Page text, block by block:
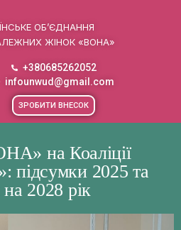
ОБ’ЄДНАННЯ
ЖІНОК «ВОНА»
+380685262052
infounwud@gmail.com
ЗРОБИТИ ВНЕСОК
на Коаліції
підсумки 2025 та
2028 рік